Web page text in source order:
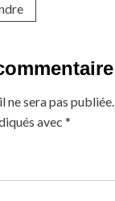
ne sera pas publiée.
avec *